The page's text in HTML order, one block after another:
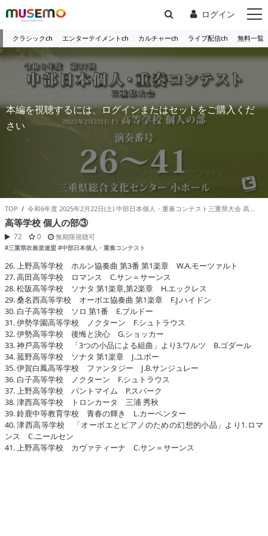
ログイン
クラシックch エンターテイメントch カルチャーch ライブ配信ch 無料一覧
本編を視聴するには、ログインまたはセットをご購入くだ
さい
TOP /
高等学校 個人の部③
72 0 無期限視聴可
#三重県吹奏楽連盟 #中部日本個人・重奏コンテスト
26. 上野高等学校 ホルン協奏曲 第3番 第1楽章 W.A.モーツァルト
27. 高田高等学校 ロマンス C.サン＝サーンス
28. 松阪高等学校 ソナタ 第1楽章,第2楽章 H.エックレス
29. 桑名西高等学校 オーボエ協奏曲 第1楽章 F.J.ハイドン
30. 白子高等学校 ソロ 第1番 E.ブルドー
31. 伊勢学園高等学校 ノクターン F.シュトラウス
32. 伊勢高等学校 後悔と決心 G.ショッカー
33. 神戸高等学校 「3つの小品による組曲」より3.ワルツ B.ゴダール
34. 菰野高等学校 ソナタ 第1楽章 J.ユボー
35. 伊賀白鳳高等学校 ファンタジー J.B.サンジュレー
36. 白子高等学校 ノクターン F.シュトラウス
37. 上野高等学校 パントマイム P.スパーク
38. 津西高等学校 トロンカータ 三浦 秀秋
39. 鈴鹿中等教育学校 青春の輝き L.カーペンター
40. 津西高等学校 「オーボエとピアノのための幻想的小品」より1.ロマ
ンス C.ニールセン
41. 上野高等学校 カヴァティーナ C.サン＝サーンス